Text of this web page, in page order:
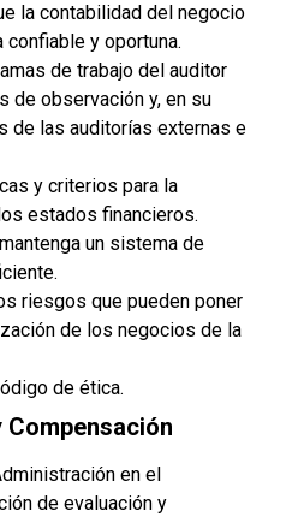
la contabilidad del negocio
y oportuna.
de trabajo del auditor
de observación y, en su
de las auditorías externas e
y criterios para la
estados financieros.
un sistema de
riesgos que pueden poner
de los negocios de la
de ética.
Compensación
en el
de evaluación y